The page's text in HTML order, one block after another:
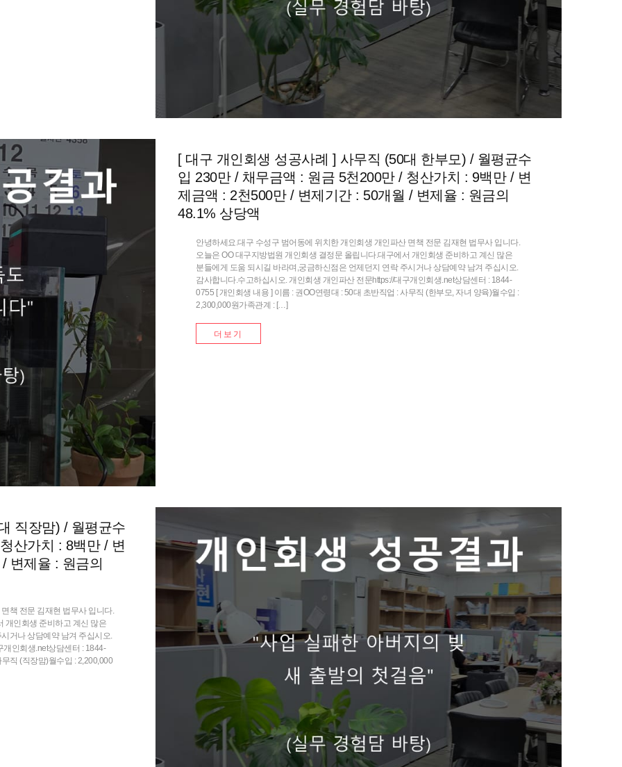
[ 대구 개인회생 성공사례 ] 사무직 (50대 한부모) / 월평균수
입 230만 / 채무금액 : 원금 5천200만 / 청산가치 : 9백만 / 변
제금액 : 2천500만 / 변제기간 : 50개월 / 변제율 : 원금의
48.1% 상당액
안녕하세요.대구 수성구 범어동에 위치한 개인회생 개인파산 면책 전문 김재현 법무사 입니다.
오늘은 OO 대구지방법원 개인회생 결정문 올립니다.대구에서 개인회생 준비하고 계신 많은
분들에게 도움 되시길 바라며,궁금하신점은 언제던지 연락 주시거나 상담예약 남겨 주십시오.
감사합니다.수고하십시오. 개인회생 개인파산 전문https://대구개인회생.net상담센터 : 1844-
0755 [ 개인회생 내용 ] 이름 : 권OO연령대 : 50대 초반직업 : 사무직 (한부모, 자녀 양육)월수입 :
2,300,000원가족관계 : […]
더보기
직장맘) / 월평균수
산가치 : 8백만 / 변
변제율 : 원금의
책 전문 김재현 법무사 입니다.
개인회생 준비하고 계신 많은
거나 상담예약 남겨 주십시오.
인회생.net상담센터 : 1844-
직 (직장맘)월수입 : 2,200,000